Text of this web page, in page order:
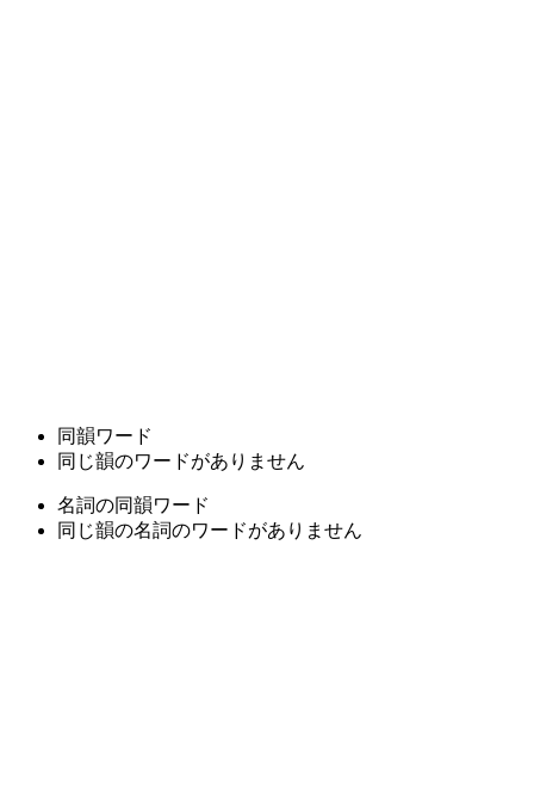
同韻ワード
同じ韻のワードがありません
名詞の同韻ワード
同じ韻の名詞のワードがありません